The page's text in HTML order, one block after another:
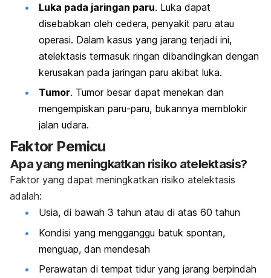
Luka pada jaringan paru. Luka dapat
disebabkan oleh cedera, penyakit paru atau
operasi. Dalam kasus yang jarang terjadi ini,
atelektasis termasuk ringan dibandingkan dengan
kerusakan pada jaringan paru akibat luka.
Tumor. Tumor besar dapat menekan dan
mengempiskan paru-paru, bukannya memblokir
jalan udara.
Faktor Pemicu
Apa yang meningkatkan risiko atelektasis?
Faktor yang dapat meningkatkan risiko atelektasis
adalah:
Usia, di bawah 3 tahun atau di atas 60 tahun
Kondisi yang mengganggu batuk spontan,
menguap, dan mendesah
Perawatan di tempat tidur yang jarang berpindah